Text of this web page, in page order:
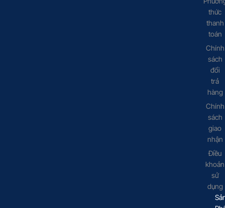
thức
thanh
toán
Chính
sách
đổi
trả
hàng
Chính
sách
giao
nhận
Điều
khoản
sử
dụng